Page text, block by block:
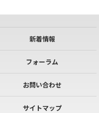
新着情報
フォーラム
お問い合わせ
サイトマップ